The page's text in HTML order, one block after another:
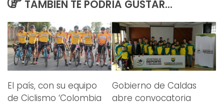
TAMBIÉN TE PODRÍA GUSTAR...
El país, con su equipo
de Ciclismo ‘Colombia
Gobierno de Caldas
abre convocatoria